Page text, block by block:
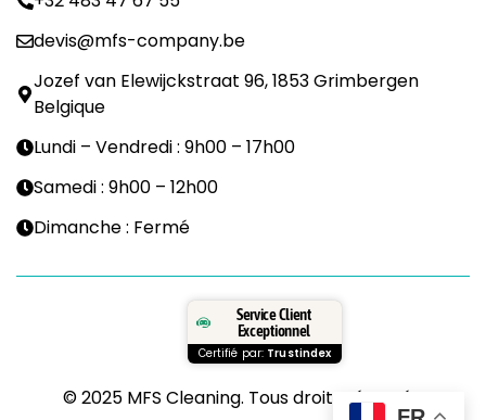
devis@mfs-company.be
Jozef van Elewijckstraat 96, 1853 Grimbergen
Belgique
Lundi – Vendredi : 9h00 – 17h00
Samedi : 9h00 – 12h00
Dimanche : Fermé
Service Client
Exceptionnel
Certifié par: Trustindex
© 2025 MFS Cleaning. Tous droits réservés.